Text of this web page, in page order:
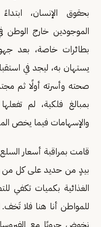
بحقوق الإنسان،
الموجودين خارج الوطن
بطائرات خاصة، بعد
يستهان به، ليجد في
صحته وأسرته أولًا ثم
بمبالغ فلكية، لم
والإسهامات فيما يخص
قامت بمراقبة أسعار
بيدٍ من حديد على كل من
الغذائية بكميات تكفي
للمواطن أنا هنا فلا تَخف.
نخوض حروبًا مع